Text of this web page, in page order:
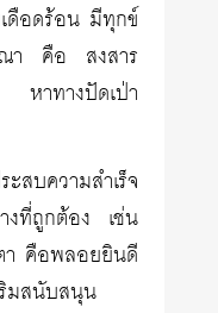
เดือดร้อน มีทุกข์
ณา คือ สงสาร
หาทางปัดเป่า
ความสำเร็จ
งที่ถูกต้อง เช่น
า คือพลอยยินดี
ริมสนับสนุน